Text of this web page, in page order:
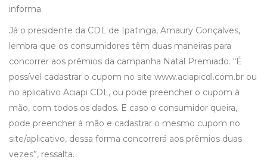
informa.
Já o presidente da CDL de Ipatinga, Amaury Gonçalves,
lembra que os consumidores têm duas maneiras para
concorrer aos prêmios da campanha Natal Premiado. “É
possível cadastrar o cupom no site www.aciapicdl.com.br ou
no aplicativo Aciapi CDL, ou pode preencher o cupom à
mão, com todos os dados. E caso o consumidor queira,
pode preencher à mão e cadastrar o mesmo cupom no
site/aplicativo, dessa forma concorrerá aos prêmios duas
vezes”, ressalta.